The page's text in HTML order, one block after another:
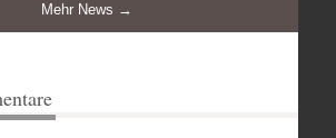
Mehr News →